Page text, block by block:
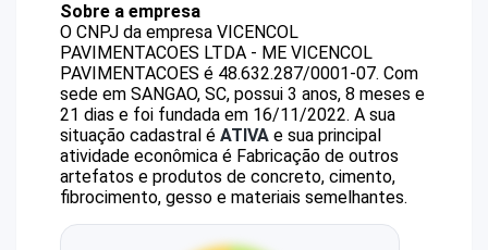
Sobre a empresa
O CNPJ da empresa VICENCOL
PAVIMENTACOES LTDA - ME VICENCOL
PAVIMENTACOES é 48.632.287/0001-07. Com
sede em SANGAO, SC, possui 3 anos, 8 meses e
21 dias e foi fundada em 16/11/2022. A sua
situação cadastral é ATIVA e sua principal
atividade econômica é Fabricação de outros
artefatos e produtos de concreto, cimento,
fibrocimento, gesso e materiais semelhantes.